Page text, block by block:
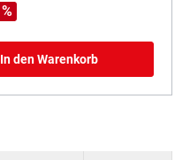
%
In den Warenkorb